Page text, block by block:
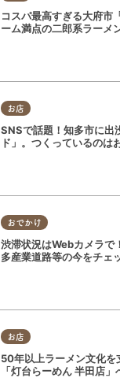
コスパ最高すぎる大府市
ーム満点の二郎系ラーメ
お店
SNSで話題！知多市に出
ド」。つくっているのは
おでかけ
渋滞状況はWebカメラで
多産業道路等の今をチェ
お店
50年以上ラーメン文化を
「灯台らーめん 半田店